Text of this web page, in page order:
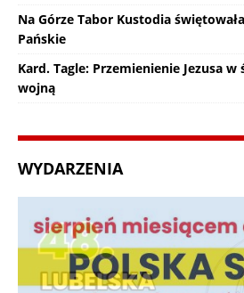
Na Górze Tabor Kustodia
Pańskie
Kard. Tagle: Przemienienie Jezusa
wojną
WYDARZENIA